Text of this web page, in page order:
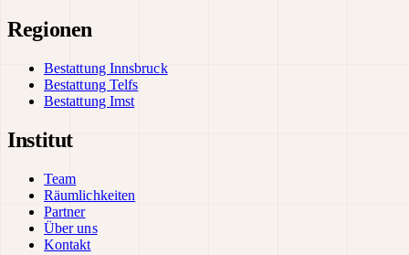
Regionen
Bestattung Innsbruck
Bestattung Telfs
Bestattung Imst
Institut
Team
Räumlichkeiten
Partner
Über uns
Kontakt